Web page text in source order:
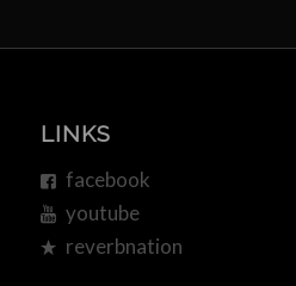
LINKS
facebook
youtube
reverbnation